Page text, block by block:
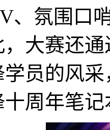
、氛围口
大赛还
员的风
周年笔